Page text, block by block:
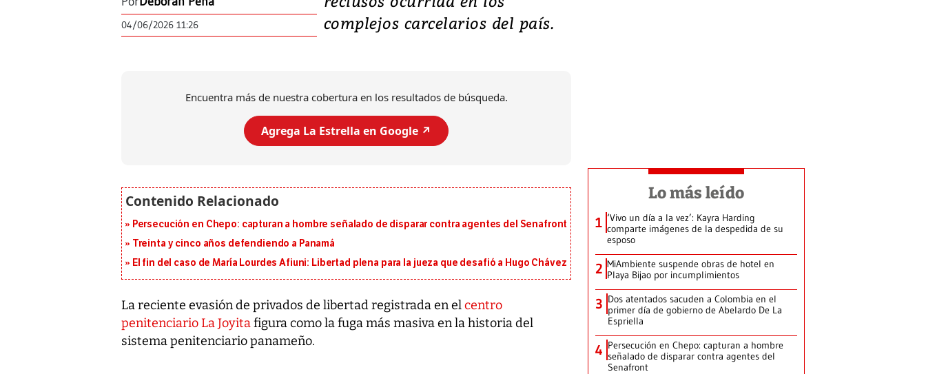
04/06/2026 11:26
complejos carcelarios del país.
Encuentra más de nuestra cobertura en los resultados de búsqueda.
Agrega La Estrella en Google ↗️
Persecución en Chepo: capturan a hombre señalado de disparar contra agentes del Senafront
Treinta y cinco años defendiendo a Panamá
El fin del caso de María Lourdes Afiuni: Libertad plena para la jueza que desafió a Hugo Chávez
La reciente evasión de privados de libertad registrada en elcentro
penitenciario La Joyitafigura como la fuga más masiva en la historia del
sistema penitenciario panameño.
Lo más leído
1 ‘Vivo un día a la vez’: Kayra Harding
comparte imágenes de la despedida de su
esposo
2 MiAmbiente suspende obras de hotel en
Playa Bijao por incumplimientos
3 Dos atentados sacuden a Colombia en el
primer día de gobierno de Abelardo De La
Espriella
4 Persecución en Chepo: capturan a hombre
señalado de disparar contra agentes del
Senafront